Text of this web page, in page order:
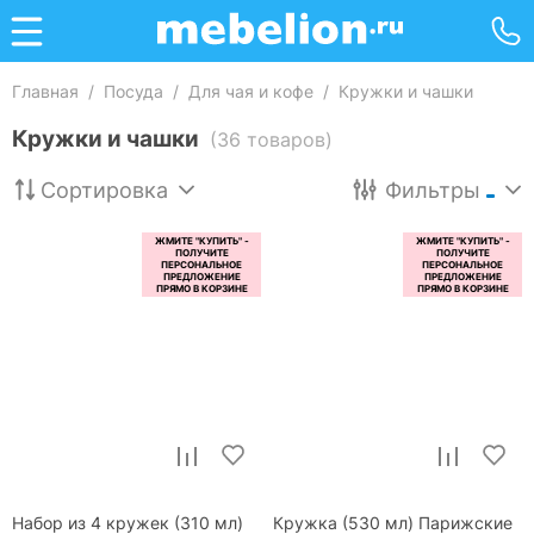
Главная / Посуда / Для чая и кофе / Кружки и чашки
Кружки и чашки (36 товаров)
Сортировка Фильтры
Набор из 4 кружек (310 мл)
Кружка (530 мл) Парижские